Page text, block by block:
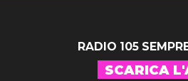
RADIO 105
SCARICA